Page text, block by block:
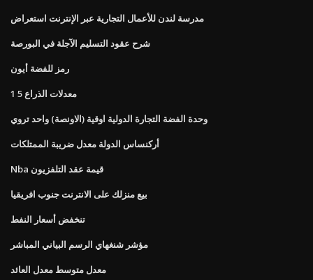
مدرسة لندن للأعمال التجارية عبر الإنترنت استعراض
شرح عقود التسليم الآجلة في البورصة
رمز للفضة أيون
معدلات الذراع 5 1
وحدة الفضة التجارة الدولية اوقية (الاونصة) واحد تروي
أركنساس الدولة معدل ضريبة الممتلكات
Nba قيمة عقد التلفزيون
بيع منزلك على الانترنت جنوب افريقيا
تنخفض أسعار النفط
مؤشر شنغهاي الرسم البياني المباشر
معدل متوسط ​​معدل العائد